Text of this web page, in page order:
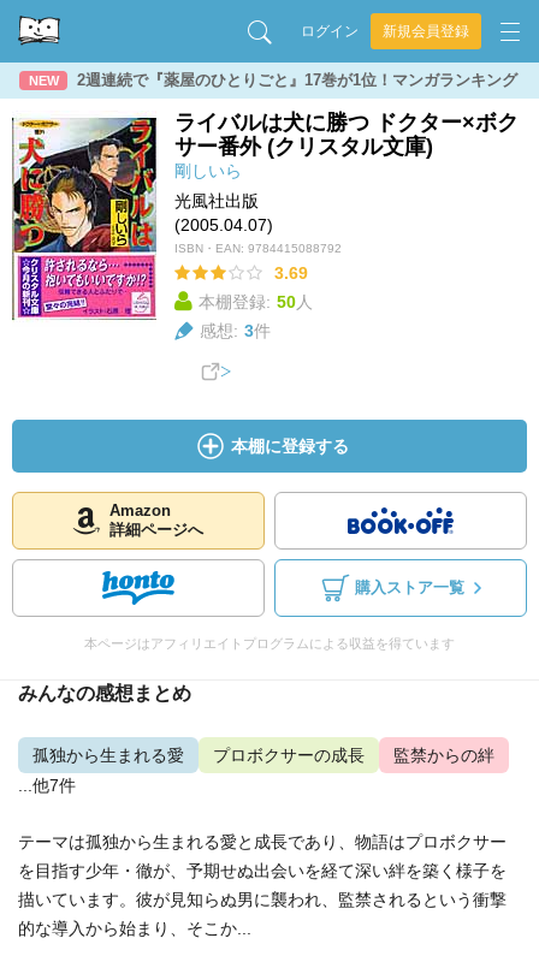
ログイン 新規会員登録
NEW 2週連続で『薬屋のひとりごと』17巻が1位！マンガランキング
ライバルは犬に勝つ ドクター×ボク
サー番外 (クリスタル文庫)
剛しいら
光風社出版
(2005.04.07)
ISBN・EAN: 9784415088792
3.69
本棚登録: 50人
感想: 3件
本棚に登録する
Amazon
詳細ページへ
購入ストア一覧
本ページはアフィリエイトプログラムによる収益を得ています
みんなの感想まとめ
孤独から生まれる愛 プロボクサーの成長
監禁からの絆
...他7件
テーマは孤独から生まれる愛と成長であり、物語はプロボクサー
を目指す少年・徹が、予期せぬ出会いを経て深い絆を築く様子を
描いています。彼が見知らぬ男に襲われ、監禁されるという衝撃
的な導入から始まり、そこか...